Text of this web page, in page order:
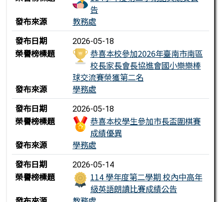
告
發布來源
教務處
發布日期
2026-05-18
榮譽榜標題
恭喜本校參加2026年臺南市南區
校長家長會長協進會國小樂樂棒
球交流賽榮獲第二名
發布來源
學務處
發布日期
2026-05-18
榮譽榜標題
恭喜本校學生參加市長盃圍棋賽
成績優異
發布來源
學務處
發布日期
2026-05-14
榮譽榜標題
114 學年度第二學期 校內中高年
級英語朗讀比賽成績公告